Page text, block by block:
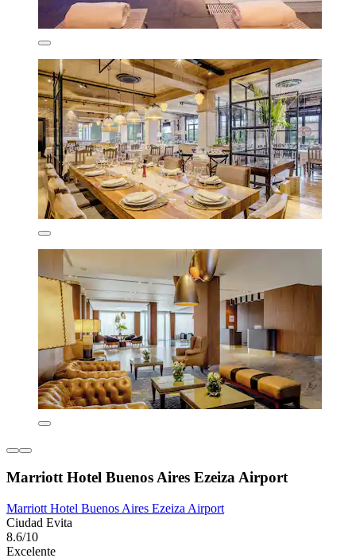
Marriott Hotel Buenos Aires Ezeiza Airport
Marriott Hotel Buenos Aires Ezeiza Airport
Ciudad Evita
8.6/10
Excelente